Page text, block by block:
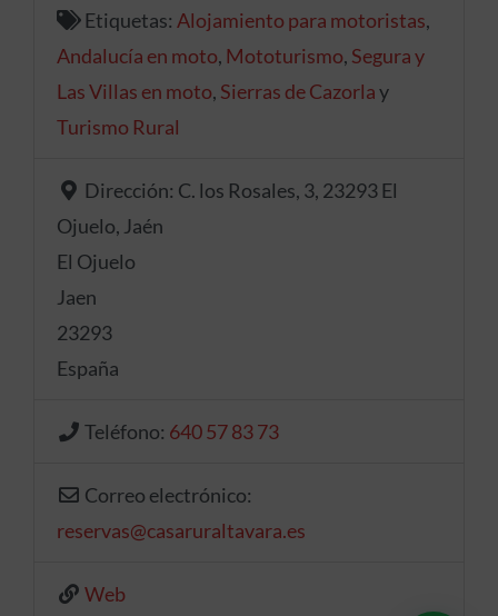
Etiquetas: Alojamiento para motoristas,
Andalucía en moto, Mototurismo, Segura y
Las Villas en moto, Sierras de Cazorlay
Turismo Rural
Dirección: C. los Rosales, 3, 23293 El
Ojuelo, Jaén
El Ojuelo
Jaen
23293
España
Teléfono: 640 57 83 73
Correo electrónico:
reservas@casaruraltavara.es
Web